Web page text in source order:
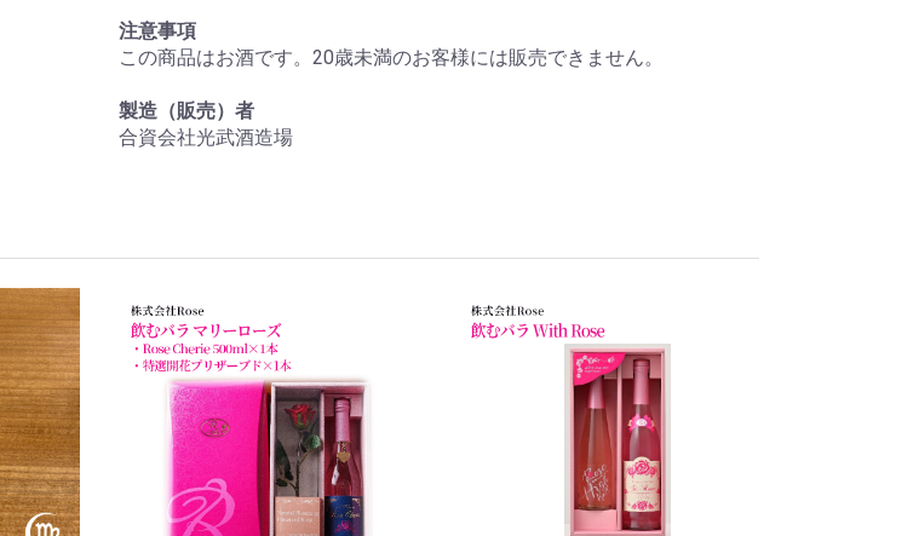
注意事項
この商品はお酒です。20歳未満のお客様には販売できません。
製造（販売）者
合資会社光武酒造場